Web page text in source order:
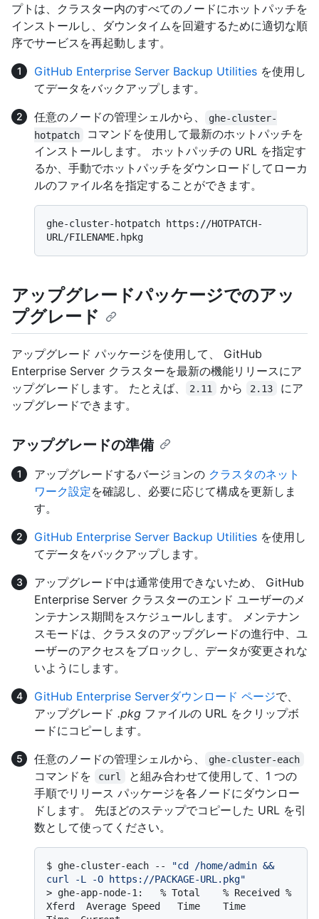
プトは、クラスター内のすべてのノードにホットパッチを
インストールし、ダウンタイムを回避するために適切な順
序でサービスを再起動します。
GitHub Enterprise Server Backup Utilities を使用し
てデータをバックアップします。
任意のノードの管理シェルから、
ghe-cluster-
hotpatch
コマンドを使用して最新のホットパッチを
インストールします。 ホットパッチの URL を指定す
るか、手動でホットパッチをダウンロードしてローカ
ルのファイル名を指定することができます。
ghe-cluster-hotpatch https://HOTPATCH-
アップグレードパッケージでのアッ
プグレード
アップグレード パッケージを使用して、 GitHub
Enterprise Server クラスターを最新の機能リリースにア
ップグレードします。 たとえば、
2.11 から 2.13
にア
ップグレードできます。
アップグレードの準備
アップグレードするバージョンの クラスタのネット
ワーク設定を確認し、必要に応じて構成を更新しま
す。
GitHub Enterprise Server Backup Utilities を使用し
てデータをバックアップします。
アップグレード中は通常使用できないため、 GitHub
Enterprise Server クラスターのエンド ユーザーのメ
ンテナンス期間をスケジュールします。 メンテナン
スモードは、クラスタのアップグレードの進行中、ユ
ーザーのアクセスをブロックし、データが変更されな
いようにします。
GitHub Enterprise Serverダウンロード ページで、
アップグレード .pkg ファイルの URL をクリップボ
ードにコピーします。
任意のノードの管理シェルから、
ghe-cluster-each
コマンドを curl
と組み合わせて使用して、1 つの
手順でリリース パッケージを各ノードにダウンロー
ドします。 先ほどのステップでコピーした URL を引
数として使ってください。
$ ghe-cluster-each --
"cd /home/admin &&
curl -L -O https://PACKAGE-URL.pkg"
> ghe-app-node-1:   % Total    % Received %
Xferd  Average Speed   Time    Time